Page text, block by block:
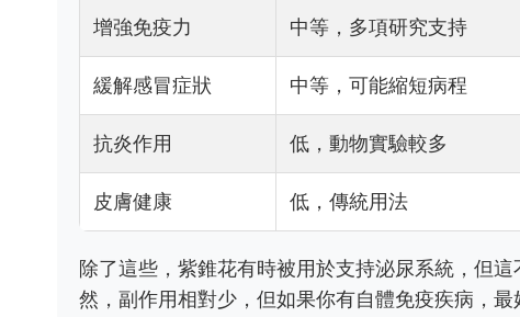
增強免疫力 中等，多項研究支持
緩解感冒症狀 中等，可能縮短病程
抗炎作用 低，動物實驗較多
皮膚健康 低，傳統用法
除了這些，紫錐花有時被用於支持泌尿系統，但
然，副作用相對少，但如果你有自體免疫疾病，